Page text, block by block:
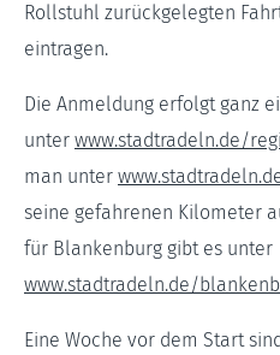
Rollstuhl zurückgelegten
eintragen.
Die Anmeldung erfolgt ganz
unter www.stadtradeln.de/
man unter
seine gefahrenen Kilometer
für Blankenburg gibt es unter
www.stadtradeln.de/
Eine Woche vor dem Start